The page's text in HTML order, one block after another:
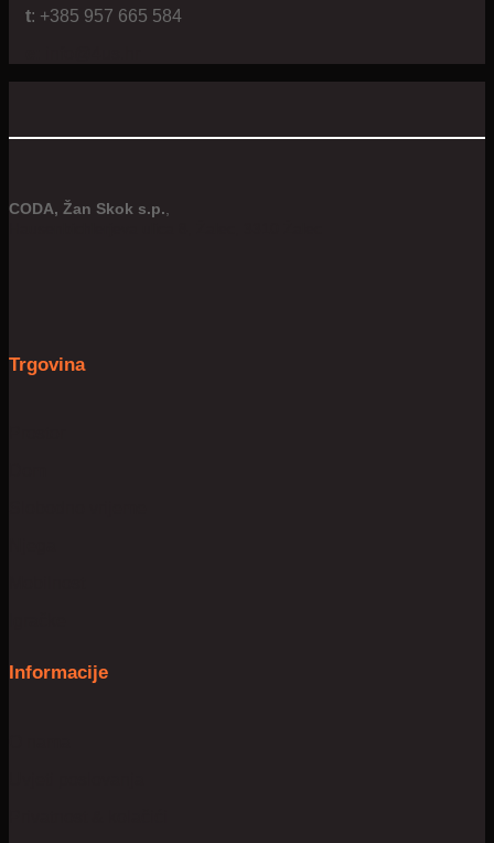
t: +385 957 665 584
CODA, Žan Skok s.p.,
Trgovina
Informacije